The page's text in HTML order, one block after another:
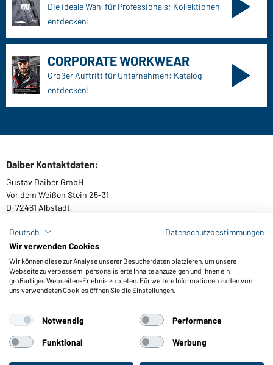
Die ideale Wahl für Professionals: Kollektionen
entdecken!
CORPORATE WORKWEAR
Großer Auftritt für Unternehmen: Katalog
entdecken!
Daiber Kontaktdaten:
Gustav Daiber GmbH
Vor dem Weißen Stein 25-31
D-72461 Albstadt
Kataloge herunterladen oder bestellen
Zu den Katalogen
AGB Impressum
Cookie-Einstellungen
Barrierefreiheit
© 2026 Daiber
Deutsch
Datenschutzbestimmungen
Wir verwenden Cookies
Wir können diese zur Analyse unserer Besucherdaten platzieren, um unsere
Webseite zu verbessern, personalisierte Inhalte anzuzeigen und Ihnen ein
großartiges Webseiten-Erlebnis zu bieten. Für weitere Informationen zu den von
uns verwendeten Cookies öffnen Sie die Einstellungen.
Notwendig Performance
Funktional Werbung